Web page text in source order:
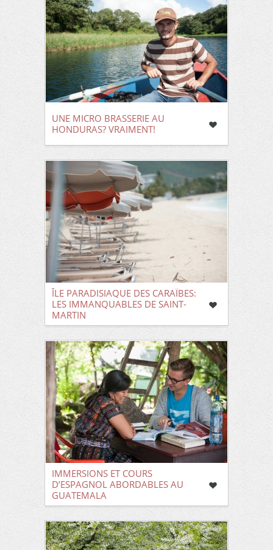
UNE MICRO BRASSERIE AU
HONDURAS? VRAIMENT!
ÎLE PARADISIAQUE DES CARAÏBES:
LES IMMANQUABLES DE SAINT-
MARTIN
IMMERSIONS ET COURS
D’ESPAGNOL ABORDABLES AU
GUATEMALA